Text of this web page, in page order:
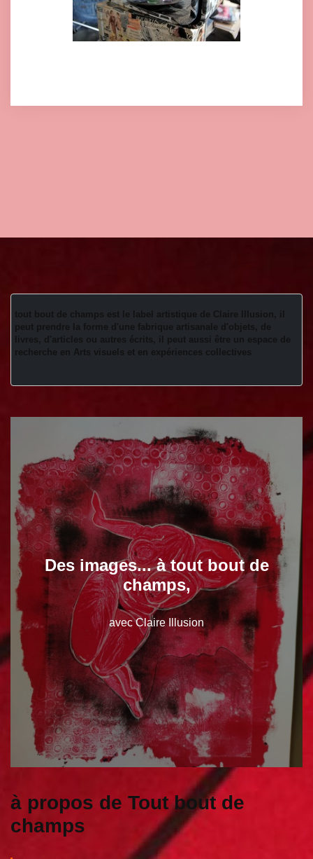
tout bout de champs est le label artistique de Claire Illusion, il
peut prendre la forme d'une fabrique artisanale d'objets, de
livres, d'articles ou autres écrits, il peut aussi être un espace de
recherche en Arts visuels et en expériences collectives
Des images... à tout bout de
champs,
avec Claire Illusion
à propos de Tout bout de
champs